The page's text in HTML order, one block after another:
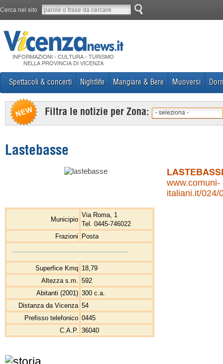
Cerca nel sito
INFORMAZIONI - CULTURA - TURISMO
NELLA PROVINCIA DI VICENZA
Spettacoli & concerti Nightlife Mangiare & Bere Muoversi
Filtra le notizie per Zona: - seleziona -
Lastebasse
www.comuni-
italiani.it/024/
Municipio
Via Roma, 1
Tel. 0445-746022
Frazioni
Posta
Superfice Kmq 18,79
Altezza s.m. 592
Abitanti (2001) 300 c.a.
Distanza da Vicenza 54
Prefisso telefonico 0445
C.A.P. 36040